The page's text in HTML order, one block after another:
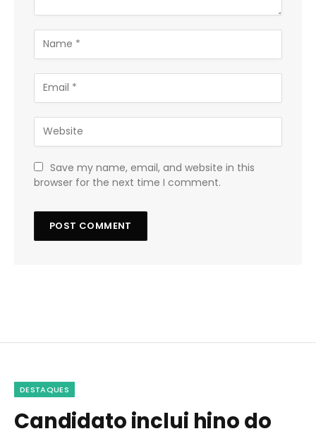
Save my name, email, and website in this
browser for the next time I comment.
DESTAQUES
Candidato inclui hino do